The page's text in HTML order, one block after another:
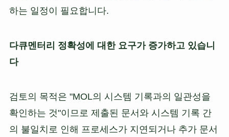
하는 일정이 필요합니다.
다큐멘터리 정확성에 대한 요구가 증가하고 있습니
다
검토의 목적은 "MOL의 시스템 기록과의 일관성을
확인하는 것"이므로 제출된 문서와 시스템 기록 간
의 불일치로 인해 프로세스가 지연되거나 추가 문서